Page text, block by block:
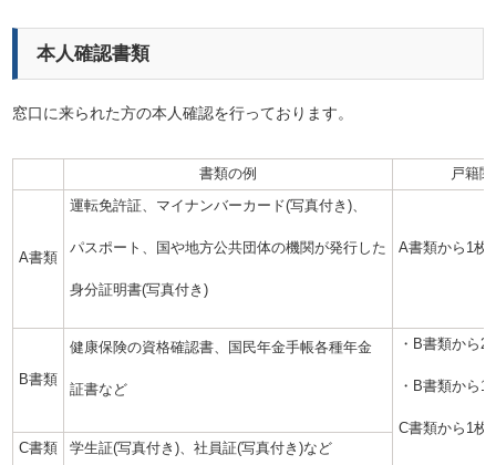
本人確認書類
窓口に来られた方の本人確認を行っております。
書類の例 戸籍
A書類
運転免許証、マイナンバーカード(写真付き)、
パスポート、国や地方公共団体の機関が発行した
身分証明書(写真付き)
A書類から1枚
B書類
健康保険の資格確認書、国民年金手帳各種年金
証書など
・B書類から2
・B書類から1
C書類から1枚
C書類
学生証(写真付き)、社員証(写真付き)など